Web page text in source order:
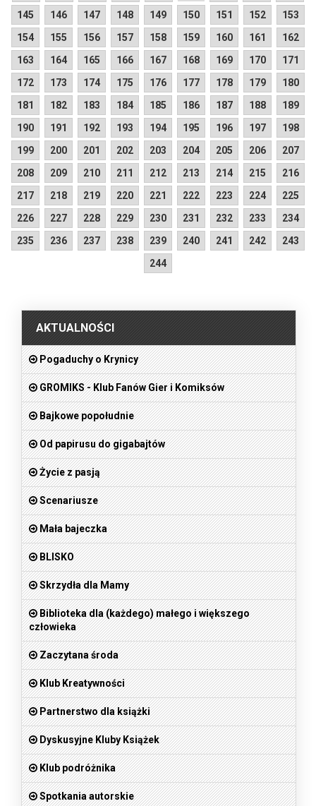
145 146 147 148 149 150 151 152
153
154
155 156 157 158 159 160 161
162
163
164 165 166 167 168 169 170
171
172
173 174 175 176 177 178 179
180
181
182 183 184 185 186 187 188
189
190
191 192 193 194 195 196 197
198
199
200 201 202 203 204 205 206
207
208
209 210 211 212 213 214 215
216
217
218 219 220 221 222 223 224
225
226
227 228 229 230 231 232 233
234
235
236 237 238 239 240 241 242
243
244
AKTUALNOŚCI
Pogaduchy o Krynicy
GROMIKS - Klub Fanów Gier i Komiksów
Bajkowe popołudnie
Od papirusu do gigabajtów
Życie z pasją
Scenariusze
Mała bajeczka
BLISKO
Skrzydła dla Mamy
Biblioteka dla (każdego) małego i większego
człowieka
Zaczytana środa
Klub Kreatywności
Partnerstwo dla książki
Dyskusyjne Kluby Książek
Klub podróżnika
Spotkania autorskie